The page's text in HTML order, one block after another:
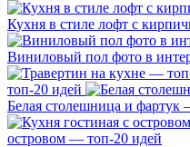
Кухня в стиле лофт с
Виниловый пол фото в
топ-20 идей
Белая столешница и фартук
островом — топ-20 идей